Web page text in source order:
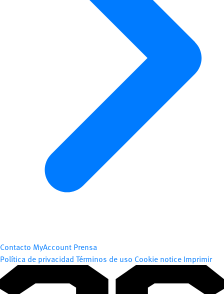
Contacto MyAccount Prensa
Política de privacidad Términos de uso Cookie notice Imprimir